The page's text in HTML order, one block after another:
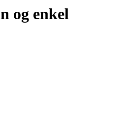
og enkel